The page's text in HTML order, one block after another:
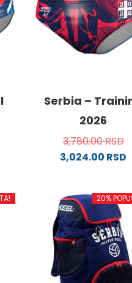
Serbia –
2026
3,780.00RSD
3,024.00 RSD
ima
više
varijanti.
Opcije
mogu
biti
20%